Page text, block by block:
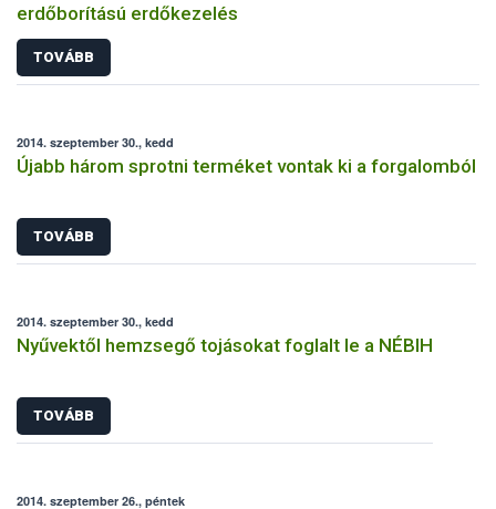
erdőborítású erdőkezelés
TOVÁBB
2014. szeptember 30., kedd
Újabb három sprotni terméket vontak ki a forgalomból
TOVÁBB
2014. szeptember 30., kedd
Nyűvektől hemzsegő tojásokat foglalt le a NÉBIH
TOVÁBB
2014. szeptember 26., péntek